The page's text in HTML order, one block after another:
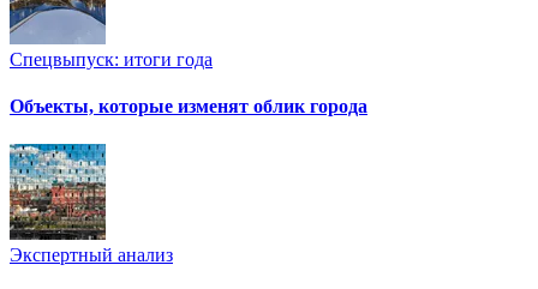
Спецвыпуск: итоги года
Объекты, которые изменят облик города
Экспертный анализ